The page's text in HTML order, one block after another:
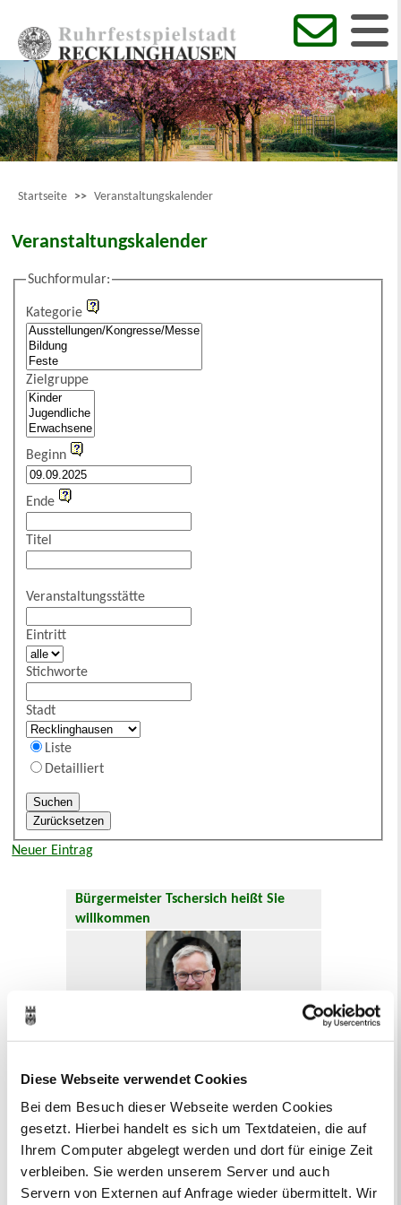
Diese Webseite verwendet Cookies
Bei dem Besuch dieser Webseite werden Cookies
gesetzt. Hierbei handelt es sich um Textdateien, die auf
Ihrem Computer abgelegt werden und dort für einige Zeit
verbleiben. Sie werden unserem Server und auch
Servern von Externen auf Anfrage wieder übermittelt. Wir
Startseite >> Veranstaltungskalender
Veranstaltungskalender
Suchformular:
Kategorie
Zielgruppe
Beginn
Ende
Titel
Veranstaltungsstätte
Eintritt
Stichworte
Stadt
Liste
Detailliert
Neuer Eintrag
Bürgermeister Tschersich heißt Sie
willkommen
Hier geht es zumWillkommensgruß .
Oft gesucht
Abfallkalender Anmeldung
Ausländer und Integrationsarbeit